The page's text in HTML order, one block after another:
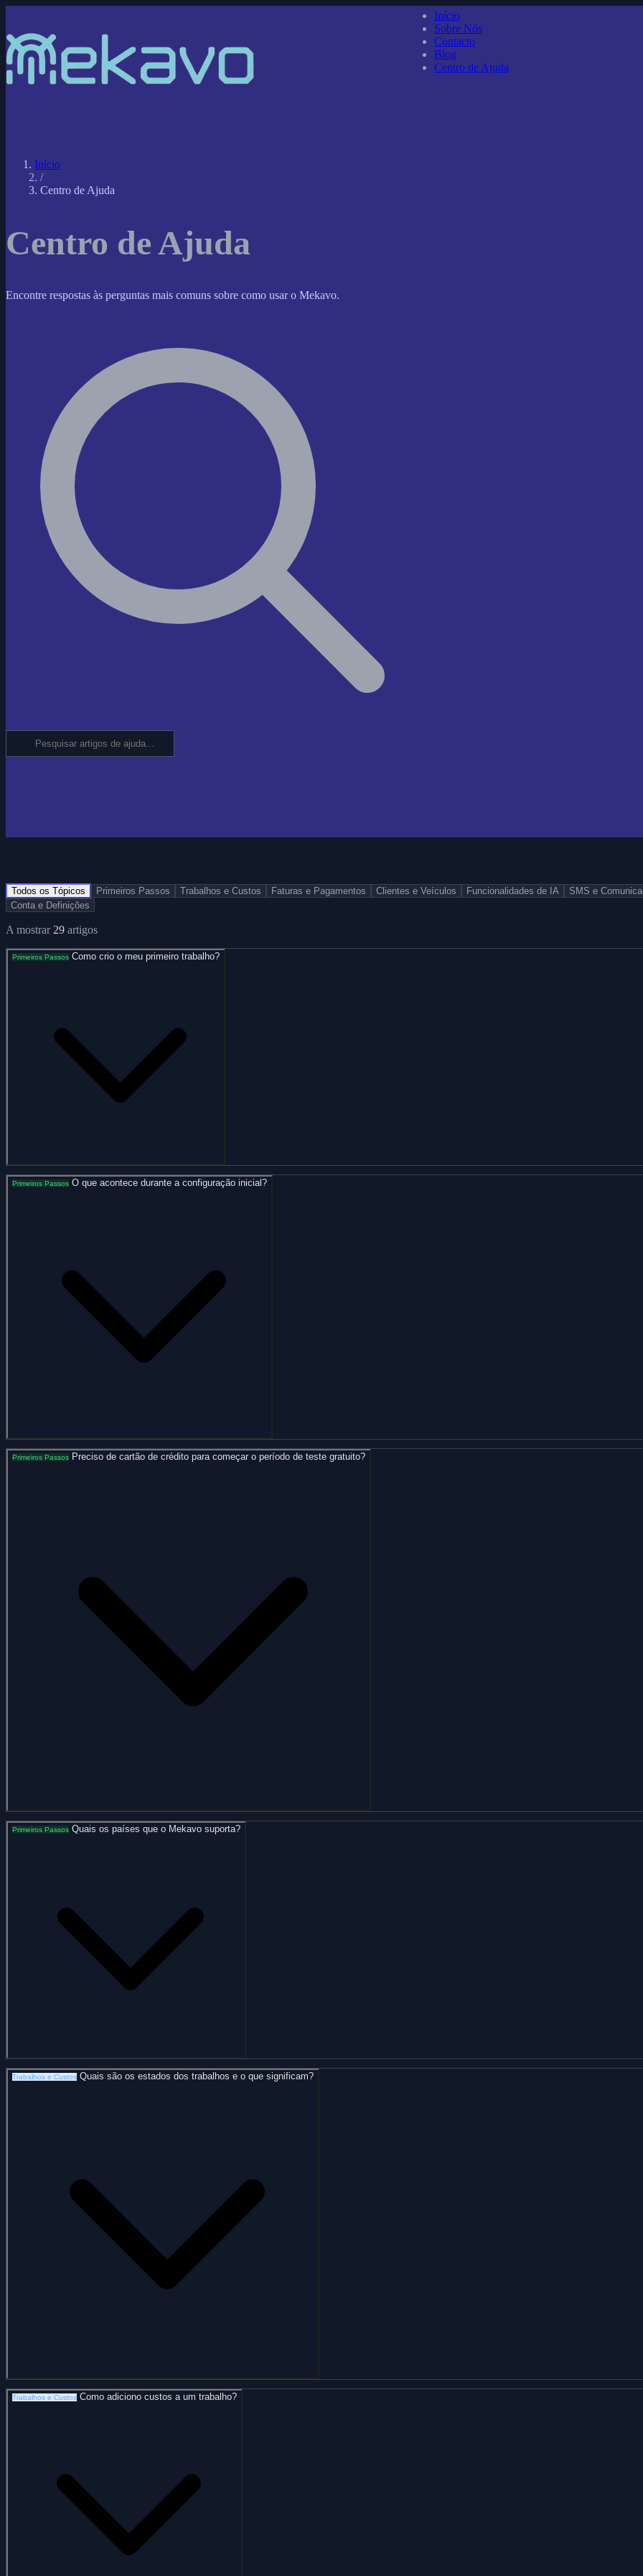
Início
Sobre Nós
Contacto
Blog
Centro de Ajuda
Início
/
Centro de Ajuda
Centro de Ajuda
Encontre respostas às perguntas mais comuns sobre como usar o Mekavo.
Todos os Tópicos Primeiros Passos Trabalhos e Custos Faturas e Pagamentos Clientes e Veículos Funcionalidades de IA SMS e
Conta e Definições
A mostrar 29 artigos
Primeiros Passos Como crio o meu primeiro trabalho?
Primeiros Passos O que acontece durante a configuração inicial?
Primeiros Passos Preciso de cartão de crédito para começar o período de teste gratuito?
Primeiros Passos Quais os países que o Mekavo suporta?
Trabalhos e Custos Quais são os estados dos trabalhos e o que significam?
Trabalhos e Custos Como adiciono custos a um trabalho?